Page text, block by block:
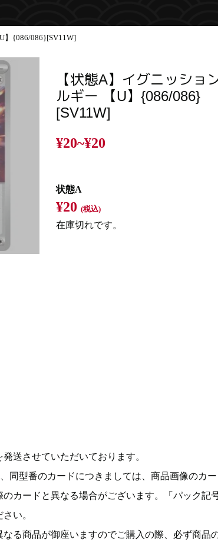
】{086/086}[SV11W]
【状態A】イグニッショ
ルギー 【U】{086/086}
[SV11W]
¥20~¥20
状態A
¥20(税込)
在庫切れです。
送させていただいております。
同型番のカードにつきましては、商品画像のカ
カードと異なる場合がございます。「パック記
い。
る商品が御座いますのでご購入の際、必ず商品